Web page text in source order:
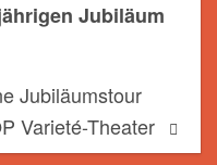
Jubiläum
Jubiläumstour
Varieté-Theater